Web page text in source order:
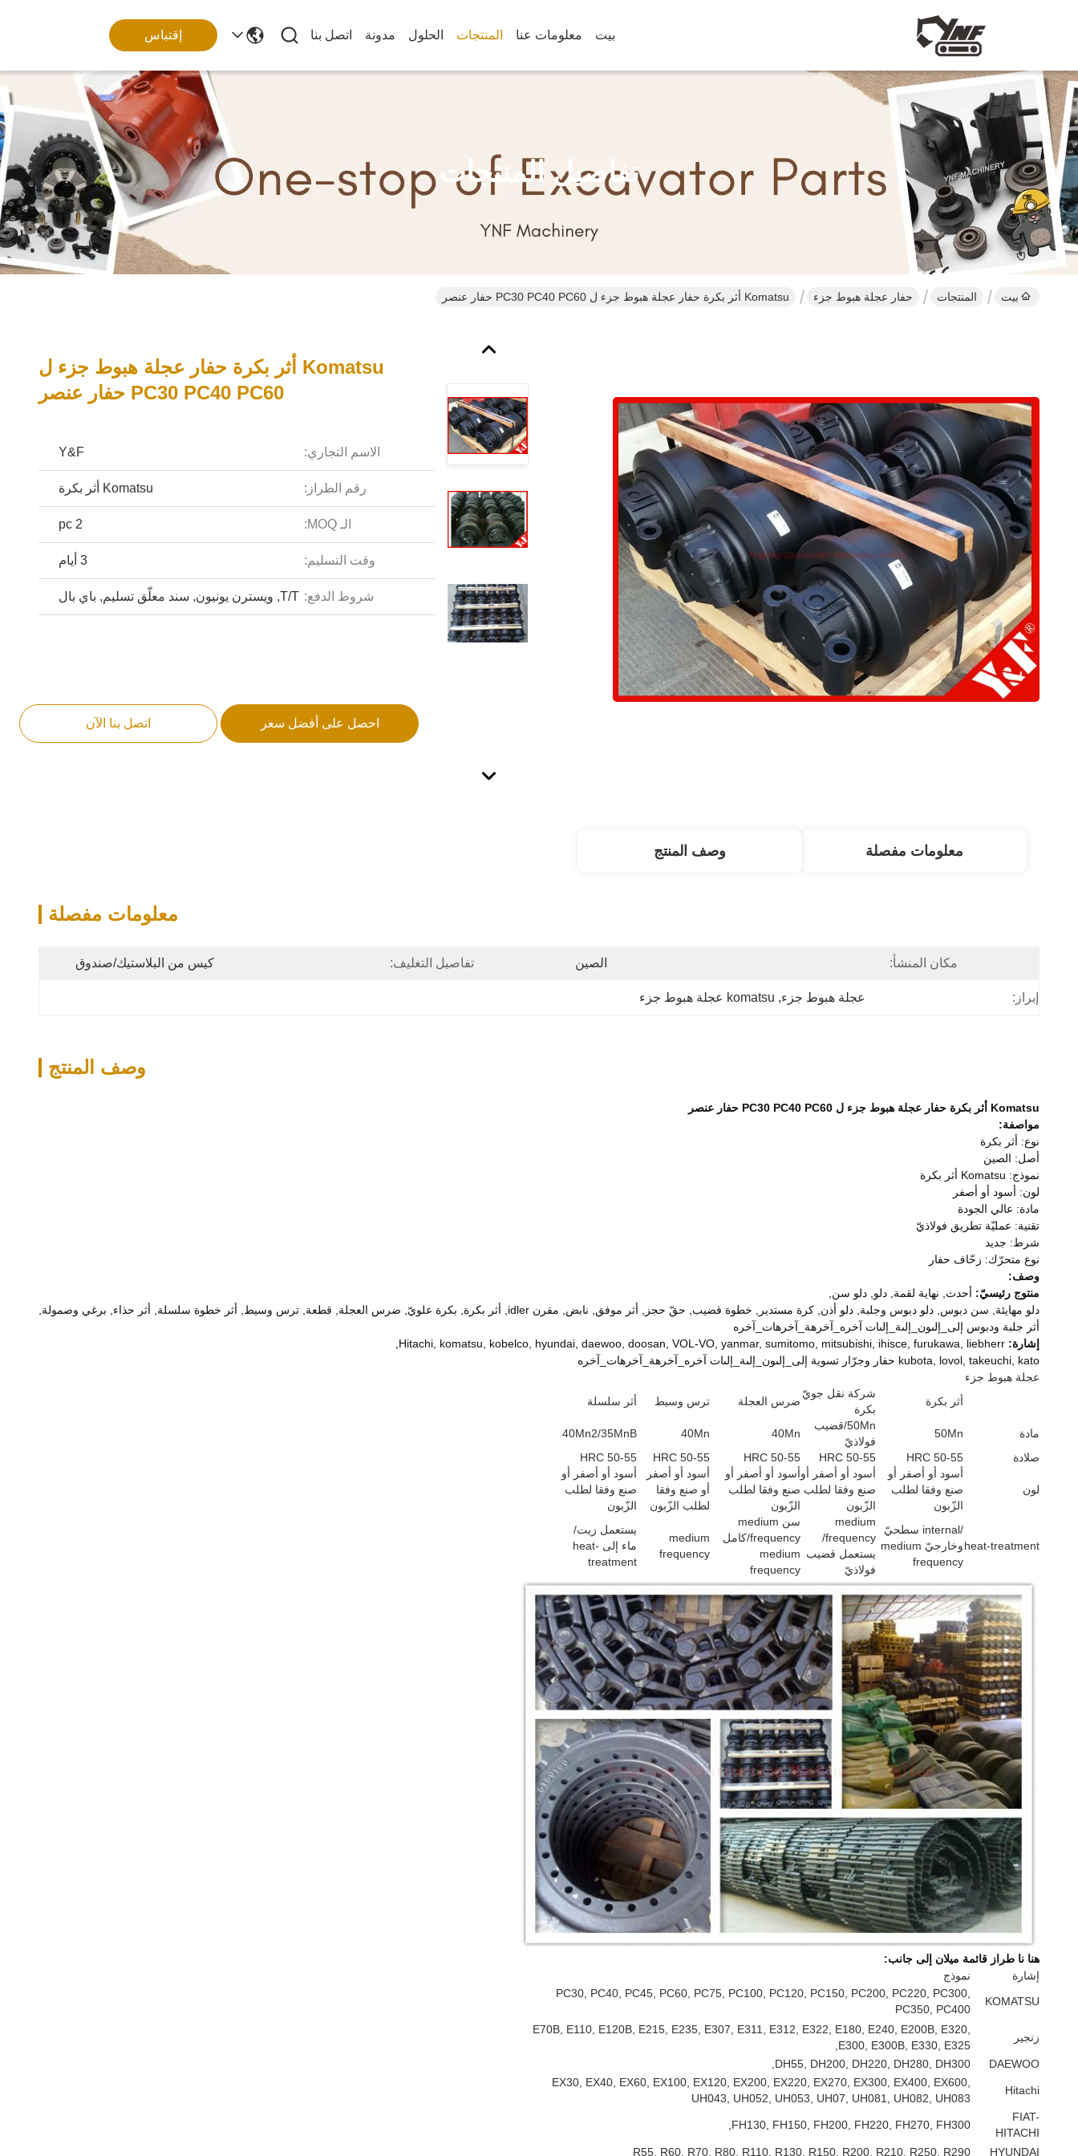
بيت معلومات عنا المنتجات الحلول مدونة اتصل بنا إقتباس
تفاصيل المنتجات
بيت المنتجات حفار عجلة هبوط جزء Komatsu أثر بكرة حفار عجلة هبوط جزء ل PC30 PC40 PC60 حفار عنصر
Komatsu أثر بكرة حفار عجلة هبوط جزء ل
PC30 PC40 PC60 حفار عنصر
الاسم التجاري: Y&F
رقم الطراز: Komatsu أثر بكرة
الـ MOQ: 2 pc
وقت التسليم: 3 أيام
شروط الدفع: T/T, ويسترن يونيون, سند معلّق تسليم, باي بال
احصل على أفضل سعر اتصل بنا الآن
معلومات مفصلة وصف المنتج
معلومات مفصلة
مكان المنشأ: الصين تفاصيل التغليف: كيس من البلاستيك/صندوق
إبراز: عجلة هبوط جزء, komatsu عجلة هبوط جزء
وصف المنتج
Komatsu أثر بكرة حفار عجلة هبوط جزء ل PC30 PC40 PC60 حفار عنصر
مواصفة:
نوع: أثر بكرة
أصل: الصين
نموذج: Komatsu أثر بكرة
لون: أسود أو أصفر
مادة: عالي الجودة
تقنية: عمليّة تطريق فولاذيّ
شرط: جديد
نوع متحرّك: زحّاف حفار
وصف:
منتوج رئيسيّ: أحدث, نهاية لقمة, دلو, دلو سن,
دلو مهايئة, سن دبوس, دلو دبوس وجلبة, دلو أذن, كرة مستدير, خطوة قضيب, حقّ حجز, أثر موفق, نابض, مقرن idler, أثر بكرة, بكرة علويّ, ضرس العجلة, قطعة, ترس وسيط, أثر خطوة سلسلة, أثر حذاء, برغي وصمولة,
أثر جلبة ودبوس إلى_إلىون_إلىة_إلىات آخره_آخرهة_آخرهات_آخره
إشارة: Hitachi, komatsu, kobelco, hyundai, daewoo, doosan, VOL-VO, yanmar, sumitomo, mitsubishi, ihisce, furukawa, liebherr,
kubota, lovol, takeuchi, kato حفار وجرّار تسوية إلى_إلىون_إلىة_إلىات آخره_آخرهة_آخرهات_آخره
عجلة هبوط جزء
أثر بكرة
شركة نقل جويّ
بكرة
ضرس العجلة ترس وسيط أثر سلسلة
مادة 50Mn
50Mn/قضيب
فولاذيّ
40Mn
40Mn
40Mn2/35MnB
صلادة
HRC 50-55
HRC 50-55
HRC 50-55
HRC 50-55
HRC 50-55
لون
أسود أو أصفر أو
صنع وفقا لطلب
الزّبون
أسود أو أصفر أو
صنع وفقا لطلب
الزّبون
أسود أو أصفر أو
صنع وفقا لطلب
الزّبون
أسود أو أصفر
أو صنع وفقا
لطلب الزّبون
أسود أو أصفر أو
صنع وفقا لطلب
الزّبون
heat-treatment
/internal سطحيّ
وخارجيّ medium
frequency
medium
frequency/
يستعمل قضيب
فولاذيّ
سن medium
frequency/كامل
medium
frequency
medium
frequency
يستعمل زيت/
ماء إلى heat-
treatment
هنا نا طراز قائمة ميلان إلى جانب:
إشارة
نموذج
KOMATSU
PC30, PC40, PC45, PC60, PC75, PC100, PC120, PC150, PC200, PC220, PC300,
PC350, PC400
زنجير
E70B, E110, E120B, E215, E235, E307, E311, E312, E322, E180, E240, E200B, E320,
E300, E300B, E330, E325,
DAEWOO
DH55, DH200, DH220, DH280, DH300,
Hitachi
EX30, EX40, EX60, EX100, EX120, EX200, EX220, EX270, EX300, EX400, EX600,
UH043, UH052, UH053, UH07, UH081, UH082, UH083
FIAT-
HITACHI
FH130, FH150, FH200, FH220, FH270, FH300,
HYUNDAI
R55, R60, R70, R80, R110, R130, R150, R200, R210, R250, R290